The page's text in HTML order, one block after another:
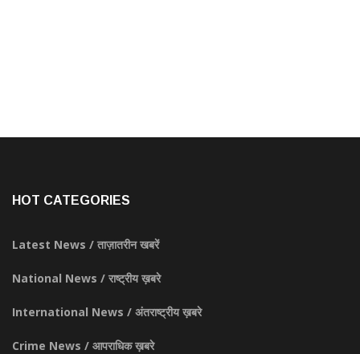
HOT CATEGORIES
Latest News / ताज़ातरीन खबरें
National News / राष्ट्रीय ख़बरे
International News / अंतराष्ट्रीय ख़बरे
Crime News / आपराधिक ख़बरे